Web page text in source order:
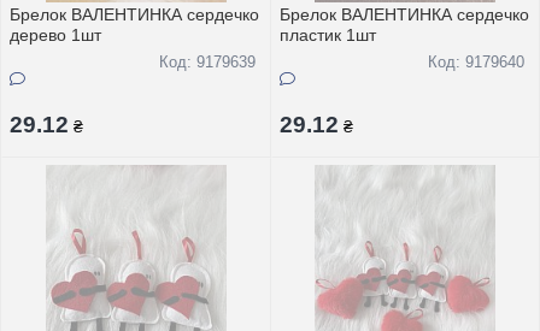
Брелок ВАЛЕНТИНКА сердечко
дерево 1шт
Код: 9179639
29.12 ₴
Брелок ВАЛЕНТИНКА сердечко
пластик 1шт
Код: 9179640
29.12 ₴